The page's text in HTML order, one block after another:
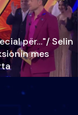
për…"/ Selin
mes